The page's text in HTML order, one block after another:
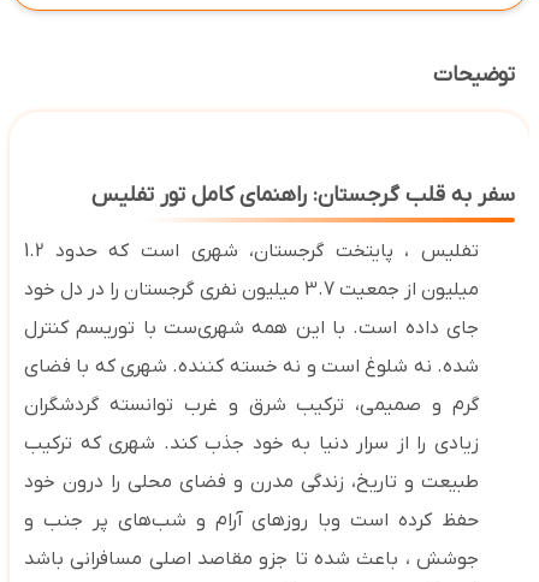
توضیحات
سفر به قلب گرجستان: راهنمای کامل تور تفلیس
تفلیس ، پایتخت گرجستان، شهری است که حدود 1.2
میلیون از جمعیت 3.7 میلیون نفری گرجستان را در دل خود
جای داده است. با این همه شهری‌ست با توریسم کنترل
شده. نه شلوغ است و نه خسته کننده. شهری که با فضای
گرم و صمیمی، ترکیب شرق و غرب توانسته گردشگران
زیادی را از سرار دنیا به خود جذب کند. شهری که ترکیب
طبیعت و تاریخ، زندگی مدرن و فضای محلی را درون خود
حفظ کرده است وبا روزهای آرام و شب‌های پر جنب و
جوشش ، باعث شده تا جزو مقاصد اصلی مسافرانی باشد